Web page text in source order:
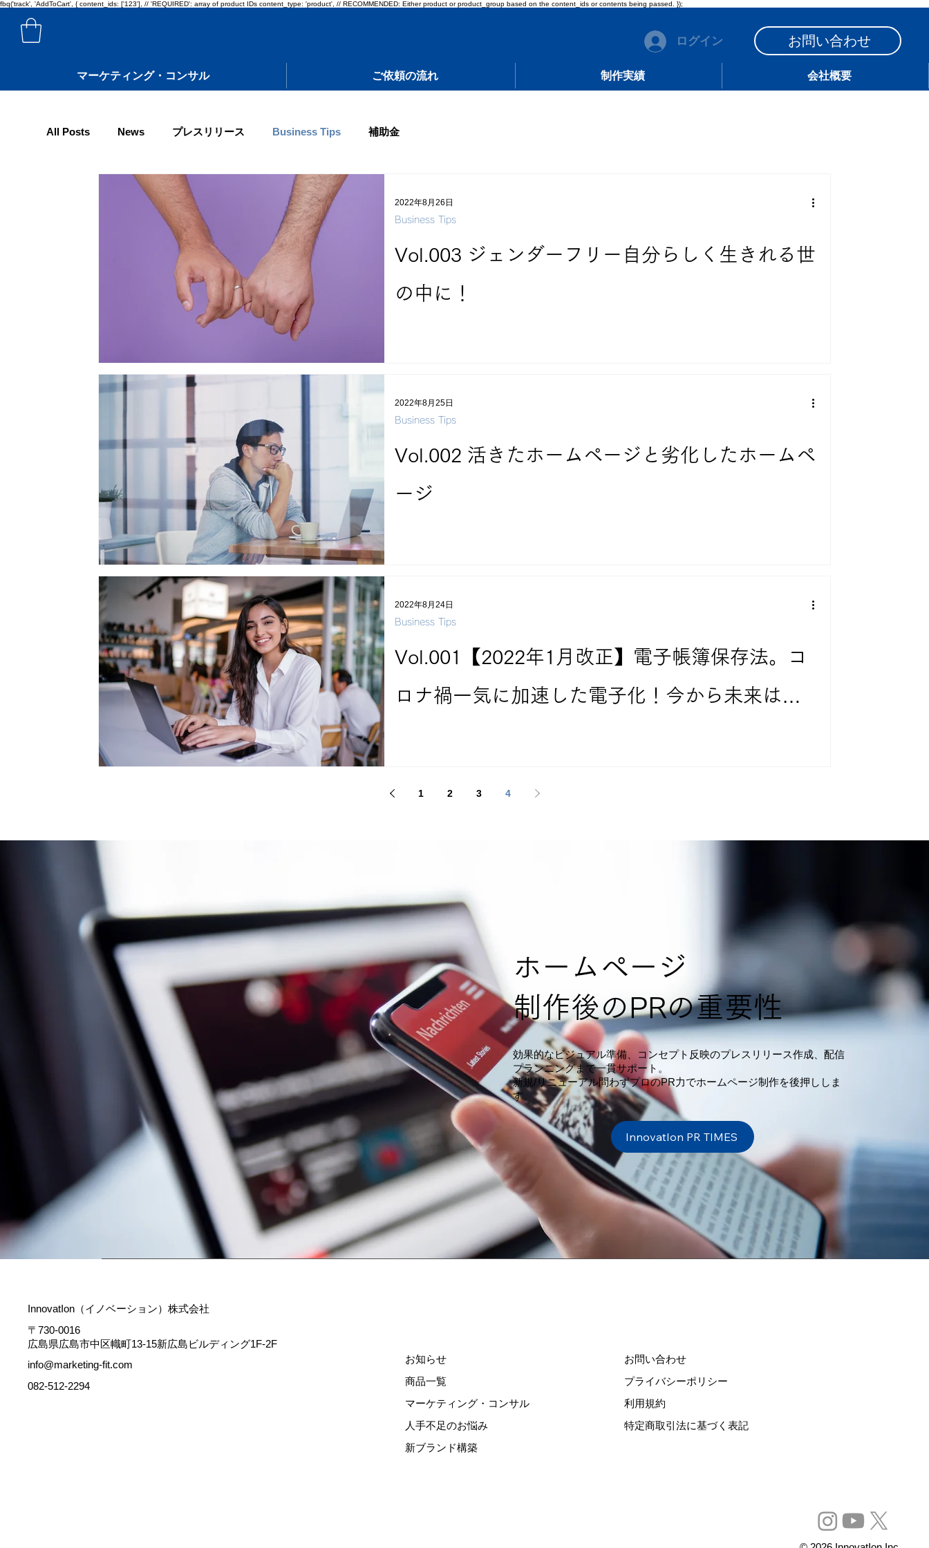
fbq('track', 'AddToCart', { content_ids: ['123'], // 'REQUIRED': array of product IDs content_type: 'product', // RECOMMENDED: Either product or product_group based on the content_ids or contents being passed. });
マーケティング・コンサル ご依頼の流れ 制作実績 会社概要
ログイン お問い合わせ
All Posts News プレスリリース Business Tips 補助金
Vol.003 ジェンダーフリー自分らしく生きれる世
の中に！
Business Tips
2022年8月26日
Vol.002 活きたホームページと劣化したホームペ
ージ
Business Tips
2022年8月25日
Vol.001【2022年1月改正】電子帳簿保存法。コ
ロナ禍一気に加速した電子化！今から未来はど
Business Tips
2022年8月24日
1 2 3 4
効果的なビジュアル準備、コンセプト反映のプレスリリース作成、配信
プランニングまで一貫サポート。
新規/リニューアル問わずプロのPR力でホームページ制作を後押ししま
す。
ホームページ
制作後のPRの重要性
InnovatIon PR TIMES
InnovatIon（イノベーション）株式会社
〒730-0016
広島県広島市中区幟町13-15新広島ビルディング1F-2F
info@marketing-fit.com
082-512-2294
お知らせ
商品一覧
マーケティング・コンサル
人手不足のお悩み
新ブランド構築
お問い合わせ
プライバシーポリシー
利用規約
特定商取引法に基づく表記